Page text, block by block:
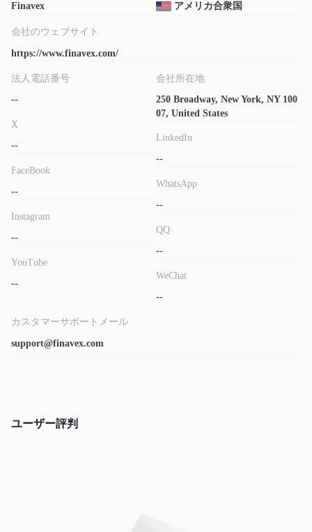
Finavex
アメリカ合衆国
会社のウェブサイト
https://www.finavex.com/
法人電話番号
--
X
--
FaceBook
--
Instagram
--
YouTube
--
会社所在地
250 Broadway, New York, NY 100
07, United States
LinkedIn
--
WhatsApp
--
QQ
--
WeChat
--
カスタマーサポートメール
support@finavex.com
ユーザー評判